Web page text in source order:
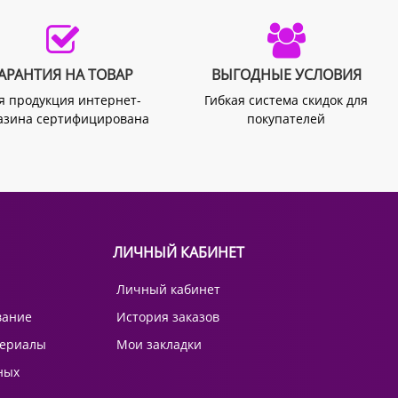
НА ТОВАР
продукция интернет-
сертифицирована
ВЫГОДНЫЕ УСЛОВИЯ
Гибкая система скидок для
покупателей
ЛИЧНЫЙ КАБИНЕТ
Личный кабинет
История заказов
Мои закладки